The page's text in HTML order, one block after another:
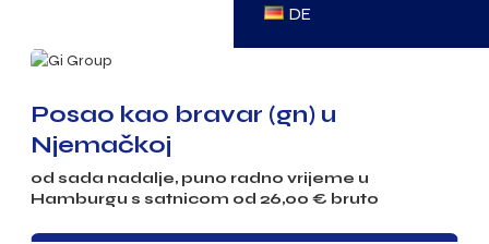
DE
Posao kao bravar (gn) u
Njemačkoj
od sada nadalje, puno radno vrijeme u
Hamburgu s satnicom od 26,00 € bruto